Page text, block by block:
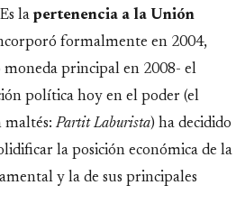
la pertenencia a la Unión
formalmente en 2004,
principal en 2008- el
política hoy en el poder (el
maltés: Partit Laburista) ha decidido
la posición económica de la
y la de sus principales